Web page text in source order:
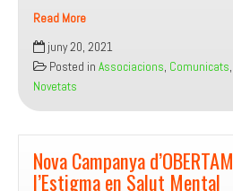
Read More
Comunicat
per
a
la
Fundació
de
la
Marató
juny 20, 2021
Posted in Associacions, Comunicats,
Novetats
Nova Campanya
l’Estigma en Salut Mental